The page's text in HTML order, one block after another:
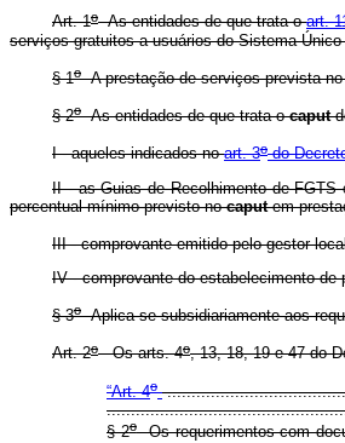
Art. 1oAs entidades de que trata oart.
serviços gratuitos a usuários do Sistema
§ 1oA prestação de serviços prevista
§ 2oAs entidades de que trata ocaput
I - aqueles indicados noart. 3odo
II - as Guias de Recolhimento de FGTS
percentual mínimo previsto nocaputem
III - comprovante emitido pelo gestor
IV - comprovante do estabelecimento
§ 3oAplica-se subsidiariamente aos
Art. 2oOs arts. 4o, 13, 18, 19 e 47 do
“Art. 4o
§ 2oOs requerimentos com